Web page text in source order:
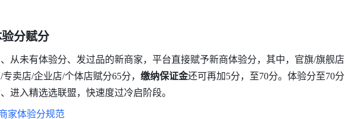
分赋分
从未有体验分、发过品的新商家，平台直接赋予新商体验分，其中，官旗/旗舰店
卖店/企业店/个体店赋分65分， 缴纳保证金还可再加5分，至70分。体验分至70分
进入精选选联盟，快速度过冷启阶段。
家体验分规范